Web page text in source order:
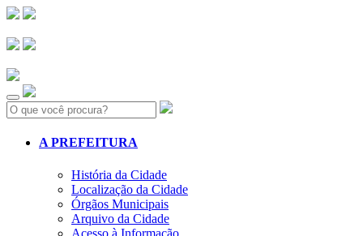
Search:
A PREFEITURA
História da Cidade
Localização da Cidade
Órgãos Municipais
Arquivo da Cidade
Acesso à Informação